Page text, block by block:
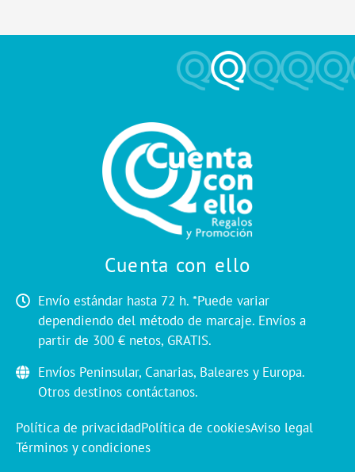
Cuenta con ello
Envío estándar hasta 72 h. *Puede variar
dependiendo del método de marcaje. Envíos a
partir de 300 € netos, GRATIS.
Envíos Peninsular, Canarias, Baleares y Europa.
Otros destinos contáctanos.
Política de privacidadPolítica de cookiesAviso legal
Términos y condiciones